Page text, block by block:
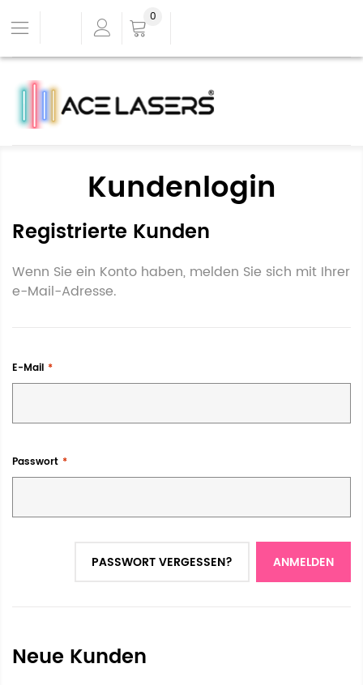
0
Kundenlogin
Registrierte Kunden
Wenn Sie ein Konto haben, melden Sie sich mit Ihrer
e-Mail-Adresse.
E-Mail
Passwort
ANMELDEN
PASSWORT VERGESSEN?
Neue Kunden